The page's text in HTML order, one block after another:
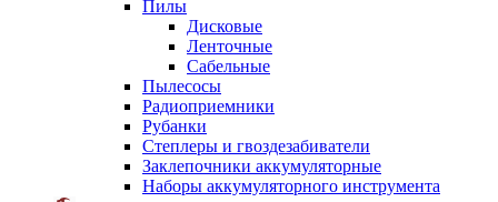
Пилы
Дисковые
Ленточные
Сабельные
Пылесосы
Радиоприемники
Рубанки
Степлеры и гвоздезабиватели
Заклепочники аккумуляторные
Наборы аккумуляторного инструмента